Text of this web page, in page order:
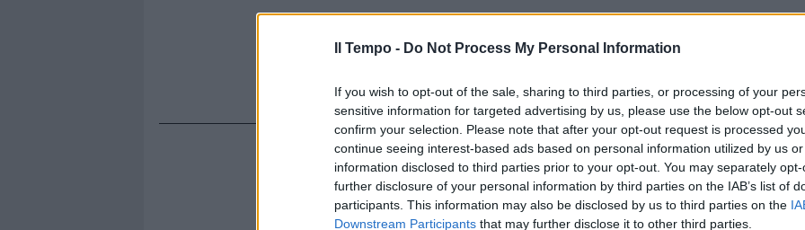
Il Tempo - Do Not Process My Personal Information
If you wish to opt-out of the sale, sharing to third parties, or processing of your
sensitive information for targeted advertising by us, please use the below opt-out
confirm your selection. Please note that after your opt-out request is processed
continue seeing interest-based ads based on personal information utilized by us
information disclosed to third parties prior to your opt-out. You may separately
further disclosure of your personal information by third parties on the IAB’s list of
participants. This information may also be disclosed by us to third parties on the
Downstream Participants that may further disclose it to other third parties.